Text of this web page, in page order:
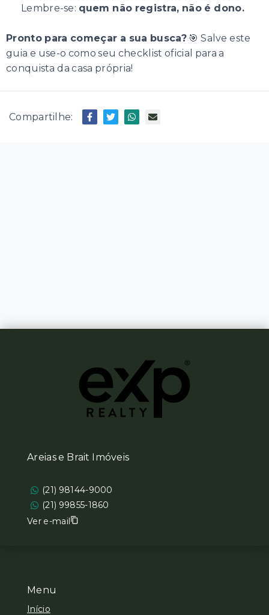
Lembre-se: quem não registra, não é dono.
Pronto para começar a sua busca?🎯 Salve este
guia e use-o como seu checklist oficial para a
conquista da casa própria!
Compartilhe:
Menu
Início
Areias e Brait Imóveis
(21) 98144-9000
(21) 99855-1860
Ver e-mail